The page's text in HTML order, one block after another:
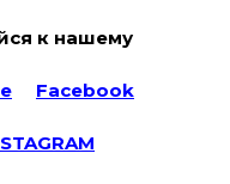
к нашему
Facebook